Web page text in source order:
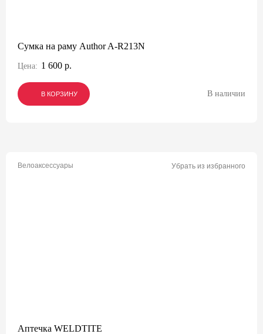
Сумка на раму Author A-R213N
Цена: 1 600 р.
В КОРЗИНУ
В КОРЗИНУ
В КОРЗИНУ В наличии
Велоаксессуары Убрать из избранного
Аптечка WELDTITE